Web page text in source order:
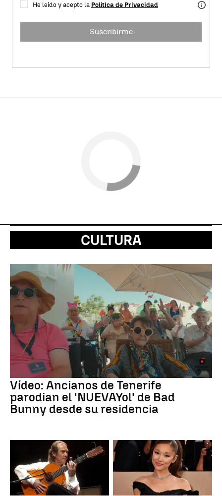
He leído y acepto la Política de Privacidad
Suscribirme
CULTURA
Vídeo: Ancianos de Tenerife
parodian el 'NUEVAYol' de Bad
Bunny desde su residencia